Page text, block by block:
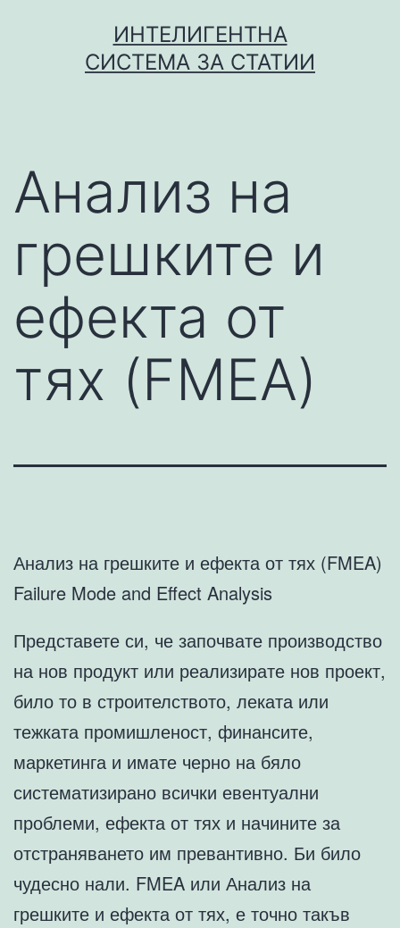
ИНТЕЛИГЕНТНА
СИСТЕМА ЗА СТАТИИ
Анализ на
грешките и
ефекта от
тях (FMEA)
Анализ на грешките и ефекта от тях (FMEA)
Failure Mode and Effect Analysis
Представете си, че започвате производство
на нов продукт или реализирате нов проект,
било то в строителството, леката или
тежката промишленост, финансите,
маркетинга и имате черно на бяло
систематизирано всички евентуални
проблеми, ефекта от тях и начините за
отстраняването им превантивно. Би било
чудесно нали. FMEA или Анализ на
грешките и ефекта от тях, е точно такъв